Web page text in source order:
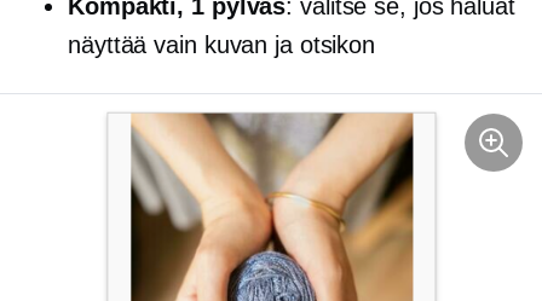
Kompakti, 1 pylväs: valitse se, jos haluat
näyttää vain kuvan ja otsikon